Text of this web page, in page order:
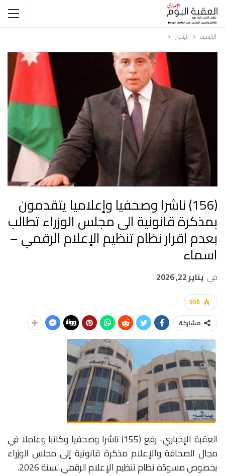
الرئيسية رئيسي
‎(156) ناشرا وصحفيا وإعلاميا يتقدمون
بمذكرة قانونية الى مجلس الوزراء تطالب
بعدم اقرار نظام تنظيم الإعلام الرقمي –
اسماء
في يناير 22, 2026
559
مشاركة
العقبة الإخباري- رفع (155) ناشرا وصحفيا وكاتبا وعاملا في
مجال الصحافة والإعلام مذكرة قانونية إلى مجلس الوزراء
بخصوص مسودّة نظام تنظيم الإعلام الرقمي لسنة 2026.